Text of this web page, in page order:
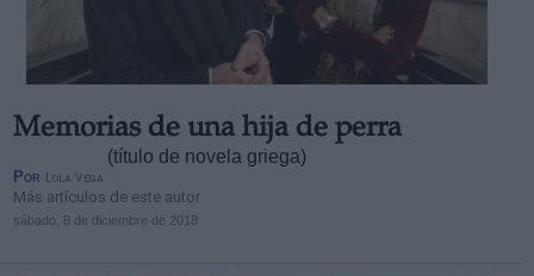
Memorias de una hija de perra
(título de novela griega)
Por Lola Vega
Más artículos de este autor
sábado, 8 de diciembre de 2018
Derechos: